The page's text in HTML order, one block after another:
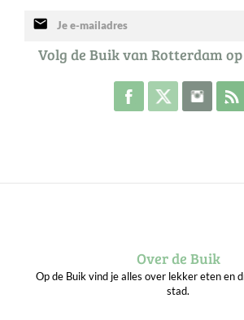
mail
Volg de Buik van Rotterdam
Volg de Buik op
Volg de
Over de Buik
Op de Buik vind je alles over lekker eten en
stad.